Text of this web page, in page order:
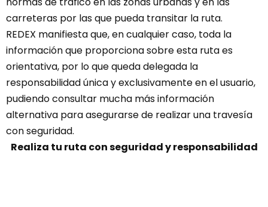
carreteras por las que pueda transitar la ruta.
REDEX manifiesta que, en cualquier caso, toda la
información que proporciona sobre esta ruta es
orientativa, por lo que queda delegada la
responsabilidad única y exclusivamente en el usuario,
pudiendo consultar mucha más información
alternativa para asegurarse de realizar una travesía
con seguridad.
Realiza tu ruta con seguridad y responsabilidad